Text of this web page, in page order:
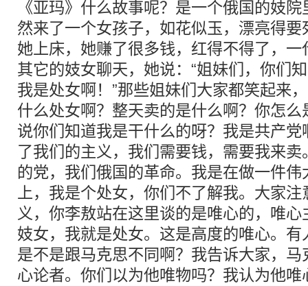
《亚玛》什么故事呢？是一个俄国的妓
然来了一个女孩子，如花似玉，漂亮得
她上床，她赚了很多钱，红得不得了，
其它的妓女聊天，她说：“姐妹们，你们
我是处女啊！”那些姐妹们大家都笑起来
什么处女啊？整天卖的是什么啊？你怎
说你们知道我是干什么的呀？我是共产
了我们的主义，我们需要钱，需要我来
的党，我们俄国的革命。我是在做一件
上，我是个处女，你们不了解我。大家
义，你李敖站在这里谈的是唯心的，唯
妓女，我就是处女。这是高度的唯心。
是不是跟马克思不同啊？我告诉大家，
心论者。你们以为他唯物吗？我认为他